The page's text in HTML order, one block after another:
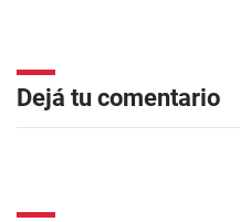
Dejá tu comentario